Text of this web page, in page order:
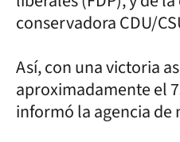
conservadora CDU/
Así, con una victoria
aproximadamente el
informó la agencia de